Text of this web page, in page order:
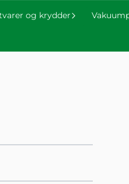
og krydder